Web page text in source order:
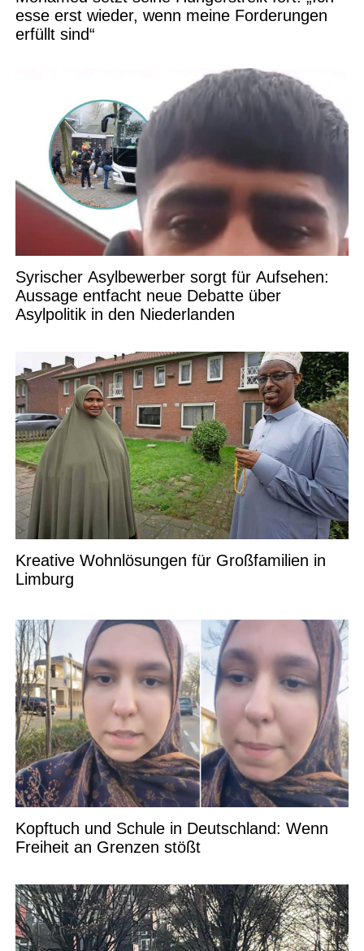
esse erst wieder, wenn meine Forderungen
erfüllt sind“
Syrischer Asylbewerber sorgt für Aufsehen:
Aussage entfacht neue Debatte über
Asylpolitik in den Niederlanden
Kreative Wohnlösungen für Großfamilien in
Limburg
Kopftuch und Schule in Deutschland: Wenn
Freiheit an Grenzen stößt